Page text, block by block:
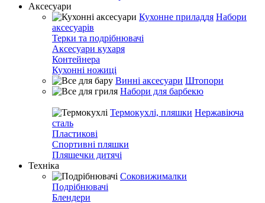
Аксесуари
Кухонне приладдя Набори
аксесуарів
Терки та подрібнювачі
Аксесуари кухаря
Контейнера
Кухонні ножиці
Винні аксесуари Штопори
Набори для барбекю
Термокухлі, пляшки Нержавіюча
сталь
Пластикові
Спортивні пляшки
Пляшечки дитячі
Техніка
Соковижималки
Подрібнювачі
Блендери